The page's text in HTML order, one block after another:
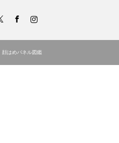
顔はめパネル図鑑